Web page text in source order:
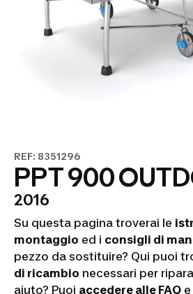
REF: 8351296
PPT 900
2016
Su questa pagina troverai le
montaggio ed i consigli di
pezzo da sostituire? Qui puoi
di ricambio necessari per
aiuto? Puoi accedere alle FAQ e